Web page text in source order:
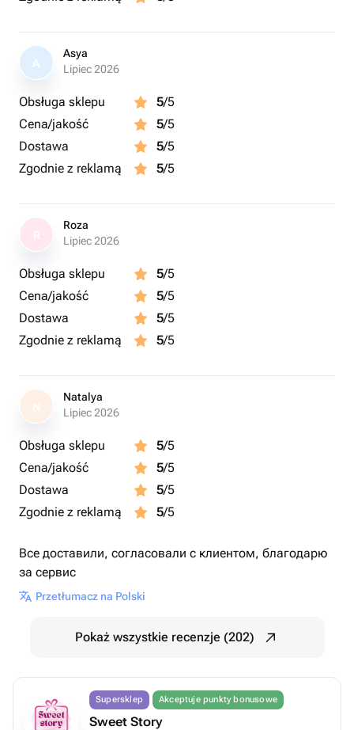
A
Asya
Lipiec 2026
Obsługa sklepu 5/5
Cena/jakość
5/5
Dostawa
5/5
Zgodnie z reklamą
5/5
Roza
Lipiec 2026
Obsługa sklepu 5/5
Cena/jakość
5/5
Dostawa
5/5
Zgodnie z reklamą
5/5
N
Natalya
Lipiec 2026
Obsługa sklepu 5/5
Cena/jakość
5/5
Dostawa
5/5
Zgodnie z reklamą
5/5
Все доставили, согласовали с клиентом, благодарю
за сервис
Przetłumacz na Polski
Pokaż wszystkie recenzje (202)
Supersklep Akceptuje punkty bonusowe
Sweet Story